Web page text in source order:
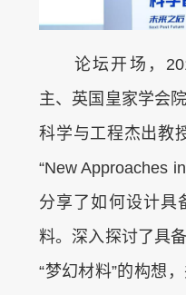
论坛开场，
主、英国皇家学会
科学与工程杰出教
“New Approaches
分享了如何设计具
料。深入探讨了具
“梦幻材料”的构想